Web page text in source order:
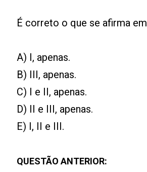
É correto o que se afirma em
A) I, apenas.
B) III, apenas.
C) I e II, apenas.
D) II e III, apenas.
E) I, II e III.
QUESTÃO ANTERIOR: